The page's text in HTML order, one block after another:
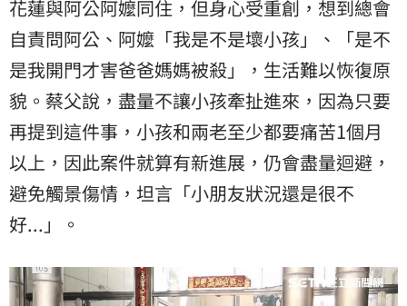
花蓮與阿公阿嬤同住，但身心受重創，想到總會
自責問阿公、阿嬤「我是不是壞小孩」、「是不
是我開門才害爸爸媽媽被殺」，生活難以恢復原
貌。蔡父說，盡量不讓小孩牽扯進來，因為只要
再提到這件事，小孩和兩老至少都要痛苦1個月
以上，因此案件就算有新進展，仍會盡量迴避，
避免觸景傷情，坦言「小朋友狀況還是很不
好...」。